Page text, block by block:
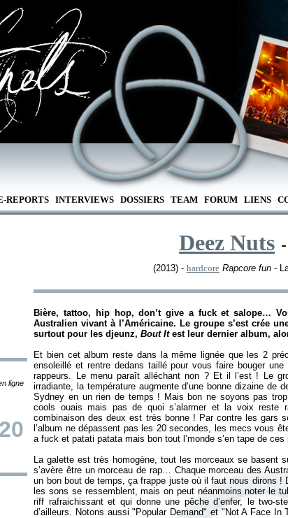
REPORTS INTERVIEWS DOSSIERS TEAM FORUM LIENS
ligne
Deez Nuts
(2013) - hardcore Rapcore fun -
Bière, tattoo, hip hop, don’t give a fuck et salope…
Australien vivant à l’Américaine. Le groupe s’est crée
surtout pour les djeunz,Bout Itest leur dernier album,
Et bien cet album reste dans la même lignée que les 2
ensoleillé et rentre dedans taillé pour vous faire bouger
rappeurs. Le menu paraît alléchant non ? Et il l’est ! Le
irradiante, la température augmente d’une bonne dizaine de
Sydney en un rien de temps ! Mais bon ne soyons pas
cools ouais mais pas de quoi s’alarmer et la voix reste
combinaison des deux est très bonne ! Par contre les gars
l’album ne dépassent pas les 20 secondes, les mecs vous
a fuck et patati patata mais bon tout l’monde s’en tape de
La galette est très homogène, tout les morceaux se basent
s’avère être un morceau de rap… Chaque morceau des
un bon bout de temps, ça frappe juste où il faut nous dirons
les sons se ressemblent, mais on peut néanmoins noter le
riff rafraichissant et qui donne une pêche d’enfer, le two-
d’ailleurs. Notons aussi "Popular Demand" et "Not A Face